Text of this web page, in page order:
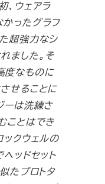
、ウェアラ
ったグラフ
超強力なシ
ました。そ
度なものに
せることに
ーは洗練さ
ことはでき
ックウェルの
ッドセット
たプロトタ